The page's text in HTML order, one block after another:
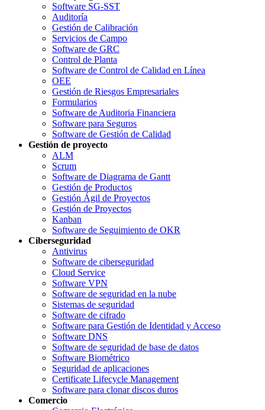
Software SG-SST
Auditoría
Gestión de Calibración
Servicios de Campo
Software de GRC
Control de Planta
Software de Control de Calidad en Línea
OEE
Gestión de Riesgos Empresariales
Formularios
Software de Auditoria Financiera
Software para Seguros
Software de Gestión de Calidad
Gestión de proyecto
ALM
Scrum
Software de Diagrama de Gantt
Gestión de Productos
Gestión Ágil de Proyectos
Gestión de Proyectos
Kanban
Software de Seguimiento de OKR
Ciberseguridad
Antivirus
Software de ciberseguridad
Cloud Service
Software VPN
Software de seguridad en la nube
Sistemas de seguridad
Software de cifrado
Software para Gestión de Identidad y Acceso
Software DNS
Software de seguridad de base de datos
Software Biométrico
Seguridad de aplicaciones
Certificate Lifecycle Management
Software para clonar discos duros
Comercio